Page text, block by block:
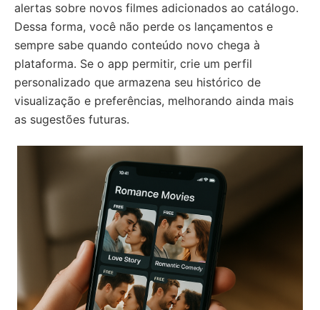
alertas sobre novos filmes adicionados ao catálogo.
Dessa forma, você não perde os lançamentos e
sempre sabe quando conteúdo novo chega à
plataforma. Se o app permitir, crie um perfil
personalizado que armazena seu histórico de
visualização e preferências, melhorando ainda mais
as sugestões futuras.